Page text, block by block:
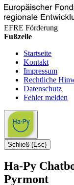
EFRE Förderung
Fußzeile
Startseite
Kontakt
Impressum
Rechtliche
Datenschutz
Fehler melden
Schließ (Esc)
Ha-Py
Pyrmont